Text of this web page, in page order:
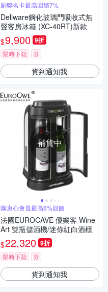
刷聯名卡最高回饋7%
Dellware鋼化玻璃門吸收式無
聲客房冰箱 (XC-40RT)新款
$9,900 9折
限時下殺 券
貨到通知我
補貨中
購衷心會員最高6%回饋
法國EUROCAVE 優樂客 Wine
Art 雙瓶儲酒機/迷你紅白酒櫃
$22,320 9折
限時下殺 券
貨到通知我